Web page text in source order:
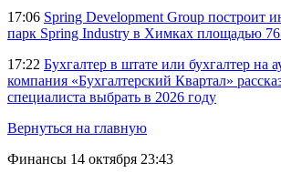
17:06 Spring Development Group построит
парк Spring Industry в Химках площадью
17:22 Бухгалтер в штате или бухгалтер на
компания «Бухгалтерский Квартал»
специалиста выбрать в 2026 году
Вернуться на главную
Финансы 14 октября 23:43